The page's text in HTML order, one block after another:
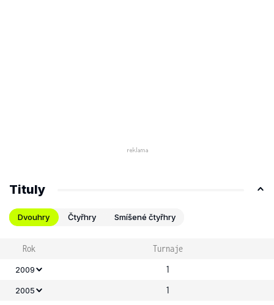
Tituly
Dvouhry Čtyřhry Smíšené čtyřhry
Rok Turnaje
2009 1
2005 1